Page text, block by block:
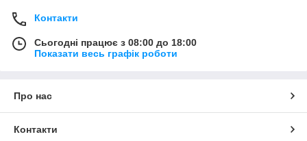
Контакти
Сьогодні працює з 08:00 до 18:00
Показати весь графік роботи
Про нас
Контакти